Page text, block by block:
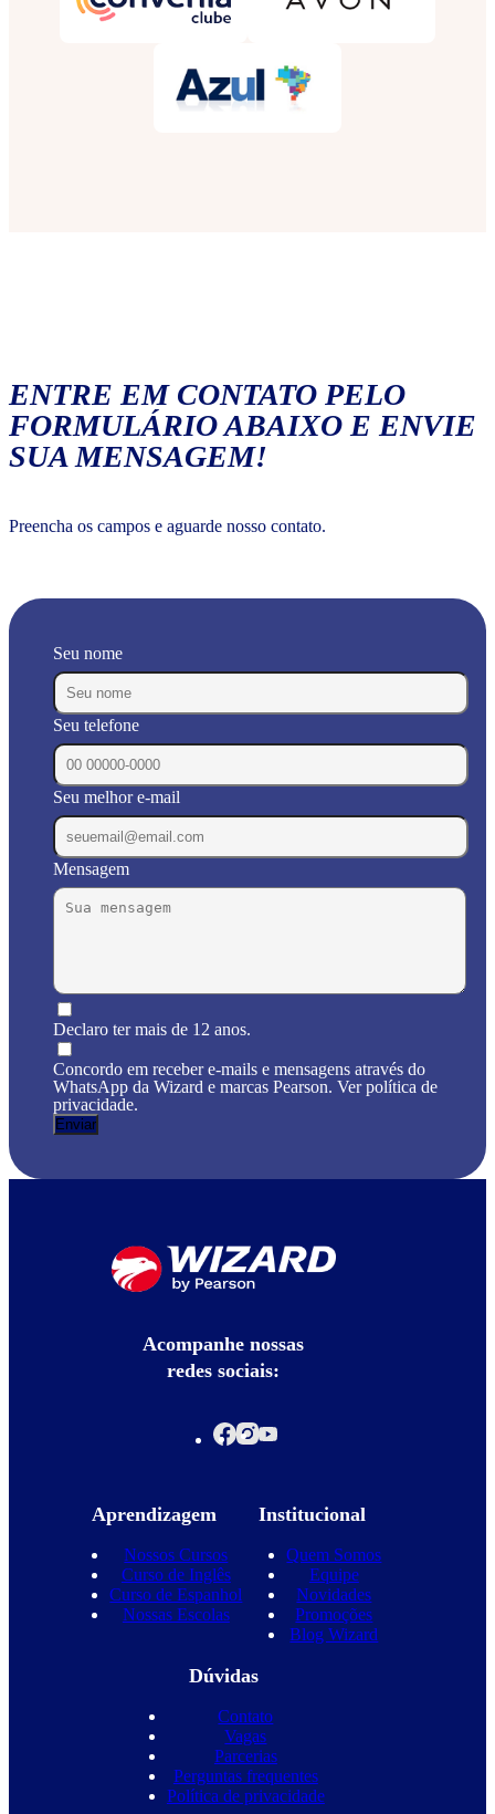
ENTRE EM CONTATO PELO
FORMULÁRIO ABAIXO E ENVIE
SUA MENSAGEM!
Preencha os campos e aguarde nosso contato.
Seu nome
Seu telefone
Seu melhor e-mail
Mensagem
Declaro ter mais de 12 anos.
Concordo em receber e-mails e mensagens através do
WhatsApp da Wizard e marcas Pearson. Ver política de
privacidade.
Acompanhe nossas
redes sociais:
Aprendizagem
Nossos Cursos
Curso de Inglês
Curso de Espanhol
Nossas Escolas
Institucional
Quem Somos
Equipe
Novidades
Promoções
Blog Wizard
Dúvidas
Contato
Vagas
Parcerias
Perguntas frequentes
Política de privacidade